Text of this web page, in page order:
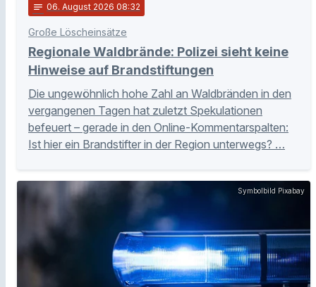
notes 06. August 2026 08:32
Große Löscheinsätze
Regionale Waldbrände: Polizei sieht keine
Hinweise auf Brandstiftungen
Die ungewöhnlich hohe Zahl an Waldbränden in den
vergangenen Tagen hat zuletzt Spekulationen
befeuert – gerade in den Online-Kommentarspalten:
Ist hier ein Brandstifter in der Region unterwegs? …
Symbolbild Pixabay